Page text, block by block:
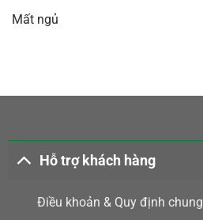
Mất ngủ
Hỗ trợ khách hàng
Điều khoản & Quy định chung